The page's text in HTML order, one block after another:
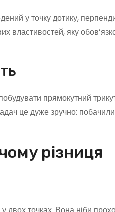
у точку дотику,
властивостей, яку
прямокутний
це дуже зручно:
різниця